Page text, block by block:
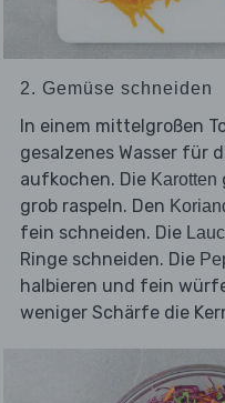
2. Gemüse schneiden
In einem mittelgroßen
gesalzenes Wasser für
aufkochen. Die Karotten
grob raspeln. Den
fein schneiden. Die
Ringe schneiden. Die
halbieren und fein
weniger Schärfe die